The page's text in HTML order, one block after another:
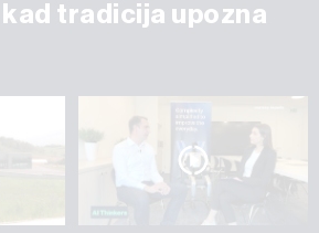
tradicija upozna